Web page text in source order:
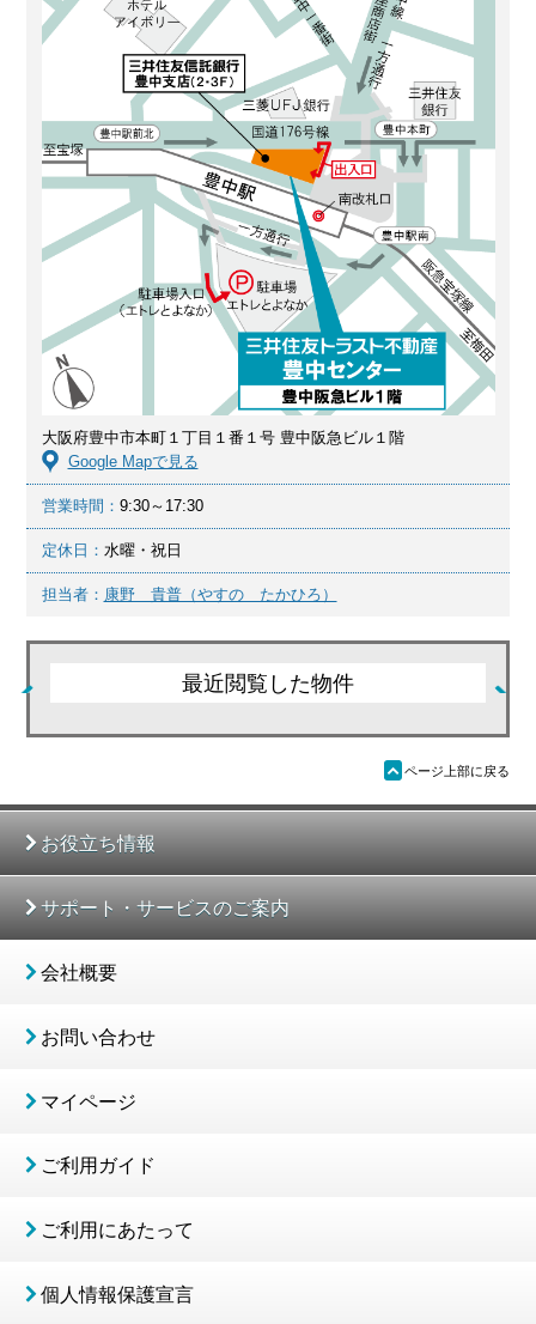
大阪府豊中市本町１丁目１番１号 豊中阪急ビル１階
Google Mapで見る
営業時間： 9:30～17:30
定休日： 水曜・祝日
担当者： 康野 貴普（やすの たかひろ）
最近閲覧した物件
ü ページ上部に戻る
お役立ち情報
サポート・サービスのご案内
会社概要
お問い合わせ
マイページ
ご利用ガイド
ご利用にあたって
個人情報保護宣言